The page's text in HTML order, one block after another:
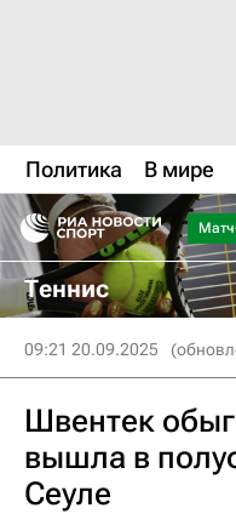
Политика В мире
Теннис
09:21 20.09.2025
Швентек
вышла в
Сеуле